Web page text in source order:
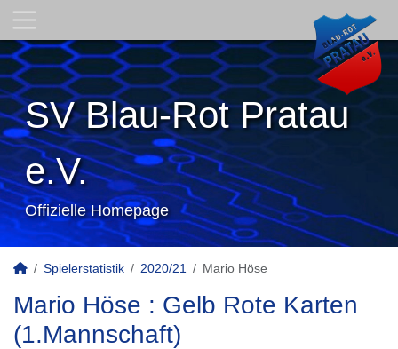
SV Blau-Rot Pratau
e.V.
Offizielle Homepage
Spielerstatistik 2020/21 Mario Höse
Mario Höse : Gelb Rote Karten
(1.Mannschaft)